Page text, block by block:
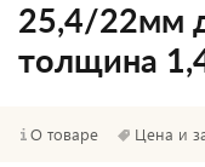
25,4/22мм
толщина
О товаре Цена и